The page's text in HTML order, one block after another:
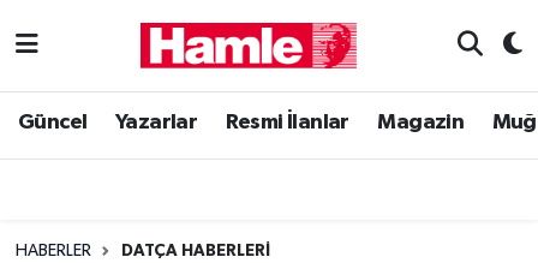
Güncel Yazarlar Resmi İlanlar Magazin
HABERLER DATÇA HABERLERI
Güncel
Muğla Nöbetçi Eczaneler